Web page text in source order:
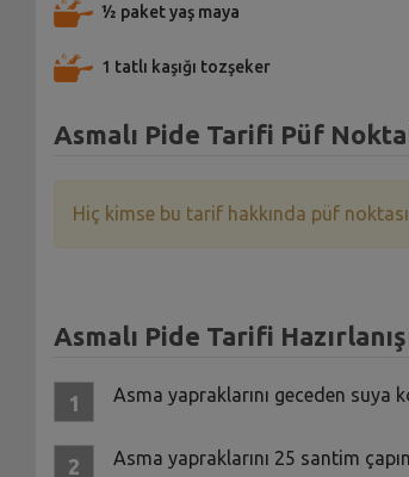
½ paket yaş maya
1 tatlı kaşığı tozşeker
Asmalı Pide Tarifi Püf
Hiç kimse bu tarif hakkında püf
Asmalı Pide Tarifi
Asma yapraklarını geceden suya
Asma yapraklarını 25 santim